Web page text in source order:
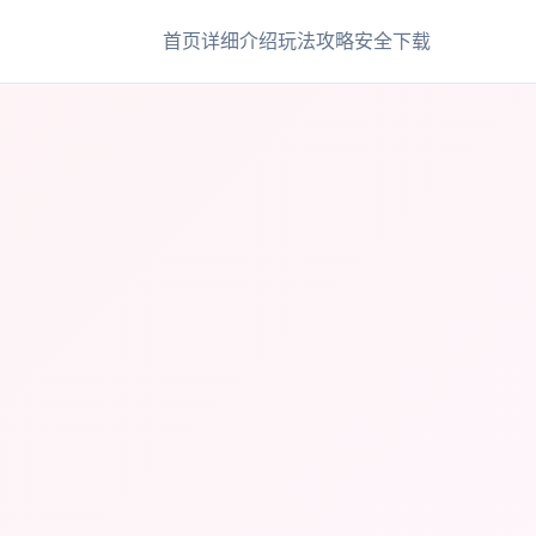
首页详细介绍玩法攻略安全下载